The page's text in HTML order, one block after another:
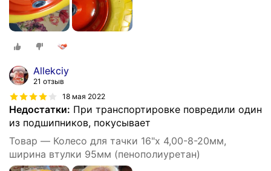
Allekciy
21 отзыв
18 мая 2022
Недостатки: При транспортировке повредили один
из подшипников, покусывает
Товар — Колесо для тачки 16"х 4,00-8-20мм,
ширина втулки 95мм (пенополиуретан)